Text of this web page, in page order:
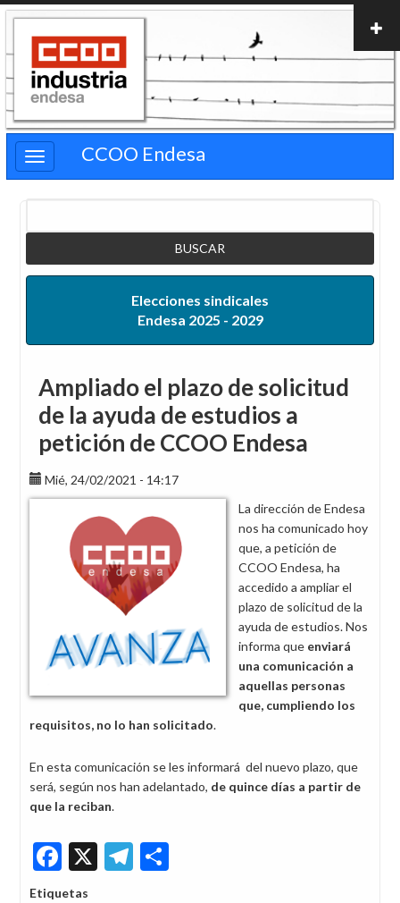
Pasar
contenido
principal
CCOO Endesa
Elecciones sindicales
Endesa 2025 - 2029
Ampliado el plazo de solicitud
de la ayuda de estudios a
petición de CCOO Endesa
Mié, 24/02/2021 - 14:17
La dirección de Endesa
nos ha comunicado hoy
que, a petición de
CCOO Endesa, ha
accedido a ampliar el
plazo de solicitud de la
ayuda de estudios. Nos
informa que enviará
una comunicación a
aquellas personas
que, cumpliendo los
requisitos, no lo han solicitado.
En esta comunicación se les informará del nuevo plazo, que
será, según nos han adelantado, de quince días a partir de
que la reciban.
Facebook
X Telegram
Etiquetas